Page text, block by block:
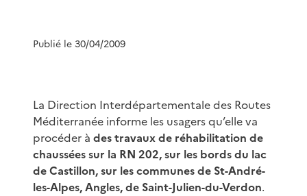
Publié le 30/04/2009
La Direction Interdépartementale des Routes
Méditerranée informe les usagers qu’elle va
procéder à des travaux de réhabilitation de
chaussées sur la RN 202, sur les bords du lac
de Castillon, sur les communes de St-André-
les-Alpes, Angles, de Saint-Julien-du-Verdon.